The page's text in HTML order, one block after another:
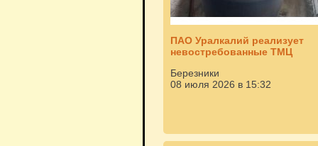
ПАО Уралкалий реализует
невостребованные ТМЦ
Березники
08 июля 2026 в 15:32